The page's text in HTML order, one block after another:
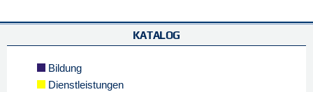
KATALOG
Bildung
Dienstleistungen